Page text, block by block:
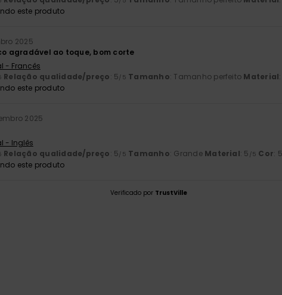
este produto
2025
agradável ao toque, bom corte
- Francês
Relação qualidade/preço: 5/5 Tamanho: Tamanho perfeito Material
este produto
2025
- Inglês
Relação qualidade/preço: 5/5 Tamanho: Grande Material: 5 /5 Cor: 5
este produto
Verificado por TrustVille